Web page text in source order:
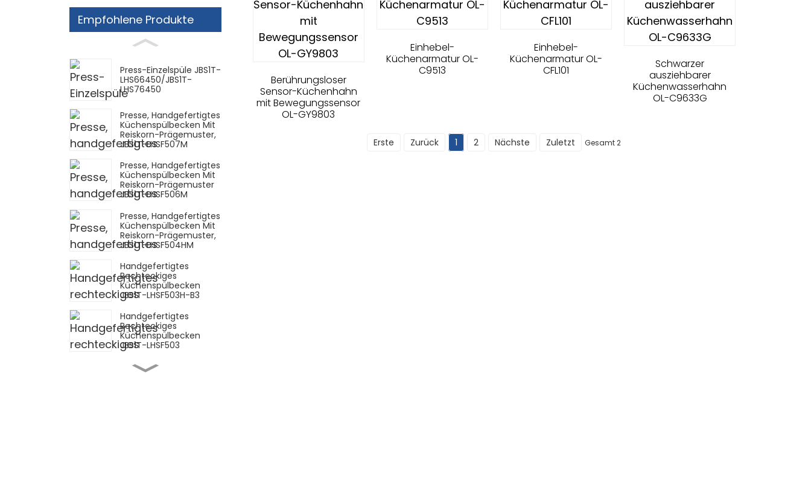
Empfohlene Produkte
Press-Einzelspüle JBS1T-
LHS66450/JBS1T-
LHS76450
Presse, Handgefertigtes
Küchenspülbecken Mit
Reiskorn-Prägemuster,
JBS1T-LHSF507M
Presse, Handgefertigtes
Küchenspülbecken Mit
Reiskorn-Prägemuster
JBS1T-LHSF506M
Presse, Handgefertigtes
Küchenspülbecken Mit
Reiskorn-Prägemuster,
JBS1T-LHSF504HM
Handgefertigtes
Rechteckiges
Küchenspülbecken
JBS1T-LHSF503H-B3
Handgefertigtes
Rechteckiges
Küchenspülbecken
JBS1T-LHSF503
Ausziehbarer
Berührungsloser
Sensor-Küchenhahn
mit Bewegungssensor
OL-GY9803
Einhebel-
Küchenarmatur OL-
C9513
Einhebel-
Küchenarmatur OL-
CFL101
Schwarzer
ausziehbarer
Küchenwasserhahn
OL-C9633G
Erste Zurück 1 2 Nächste Zuletzt Gesamt 2